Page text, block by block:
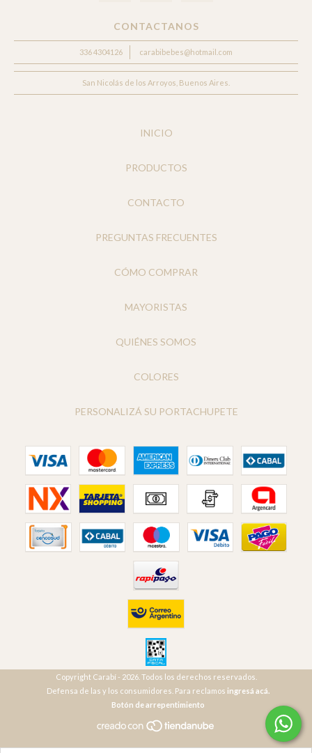
CONTACTANOS
336 4304126 carabibebes@hotmail.com
San Nicolás de los Arroyos, Buenos Aires.
INICIO
PRODUCTOS
CONTACTO
PREGUNTAS FRECUENTES
CÓMO COMPRAR
MAYORISTAS
QUIÉNES SOMOS
COLORES
PERSONALIZÁ SU PORTACHUPETE
Copyright Carabí - 2026. Todos los derechos reservados.
Defensa de las y los consumidores. Para reclamos ingresá acá.
Botón de arrepentimiento